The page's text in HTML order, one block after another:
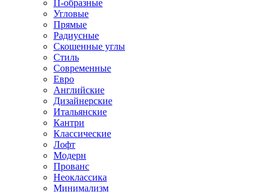
П-образные
Угловые
Прямые
Радиусные
Скошенные углы
Стиль
Современные
Евро
Английские
Дизайнерские
Итальянские
Кантри
Классические
Лофт
Модерн
Прованс
Неоклассика
Минимализм